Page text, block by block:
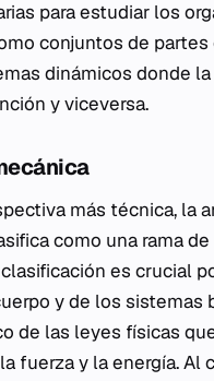
para estudiar los
conjuntos de partes
dinámicos donde
y viceversa.
más técnica, la
como una rama de
es crucial
y de los sistemas
de las leyes físicas
fuerza y la energía. Al